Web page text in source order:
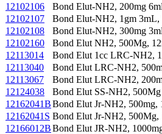
12102106
Bond Elut-NH2, 200mg
12102107
Bond Elut-NH2, 1gm 3mL,
12102108
Bond Elut-NH2, 300mg
12102160
Bond Elut NH2, 500Mg,
12113014
Bond Elut 1cc LRC-NH2,
12113040
Bond Elut LRC-NH2,
12113067
Bond Elut LRC-NH2,
12124038
Bond Elut SS-NH2,
12162041BBond Elut Jr-NH2, 500mg,
12162041S Bond Elut Jr-NH2, 500Mg,
12166012BBond Elut JR-NH2,